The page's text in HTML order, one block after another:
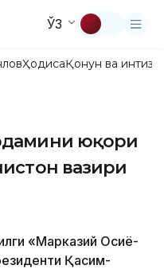
ЎЗ
ҲодисаҚонун ва
юқори
вазири
«Марказий Осиё-
Қасим-